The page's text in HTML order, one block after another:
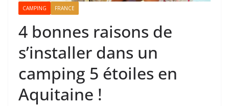
CAMPING FRANCE
4 bonnes raisons de
s’installer dans un
camping 5 étoiles en
Aquitaine !